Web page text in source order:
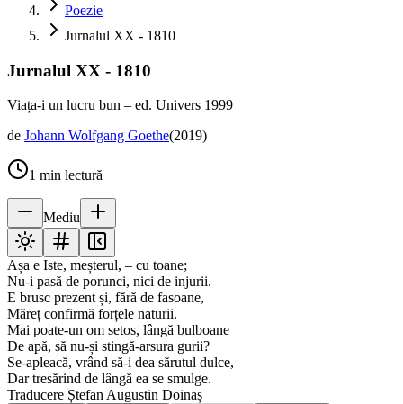
Poezie
Jurnalul XX - 1810
Jurnalul XX - 1810
Viața-i un lucru bun – ed. Univers 1999
de Johann Wolfgang Goethe(2019)
1 min lectură
Mediu
Așa e Iste, meșterul, – cu toane;
Nu-i pasă de porunci, nici de injurii.
E brusc prezent și, fără de fasoane,
Măreț confirmă forțele naturii.
Mai poate-un om setos, lângă bulboane
De apă, să nu-și stingă-arsura gurii?
Se-apleacă, vrând să-i dea sărutul dulce,
Dar tresărind de lângă ea se smulge.
Traducere Ștefan Augustin Doinaș